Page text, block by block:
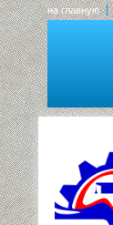
на главную